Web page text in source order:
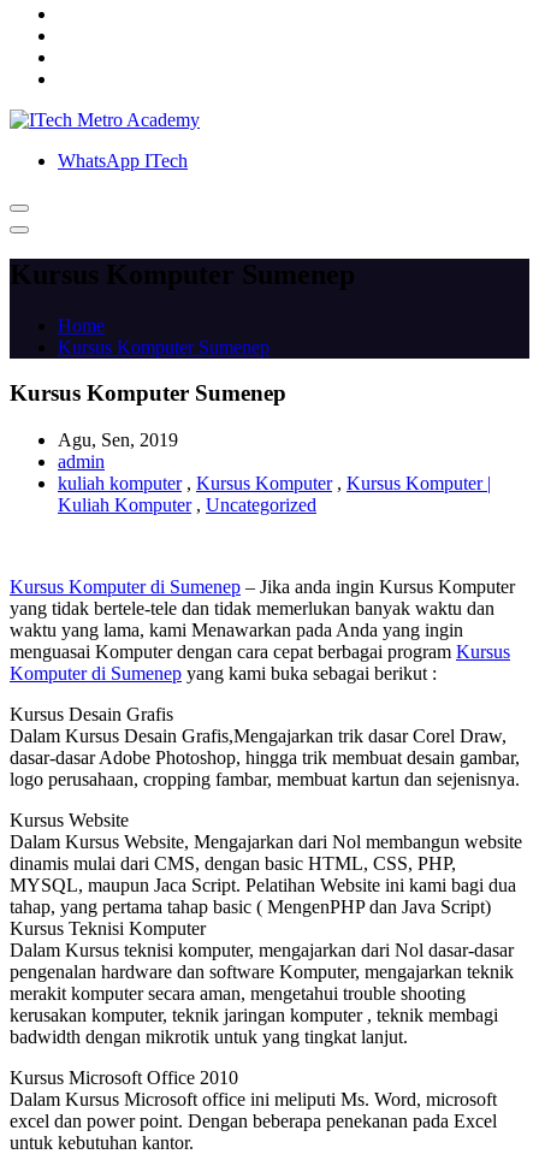
WhatsApp ITech
Kursus Komputer Sumenep
Home
Kursus Komputer Sumenep
Kursus Komputer Sumenep
Agu, Sen, 2019
admin
kuliah komputer, Kursus Komputer, Kursus Komputer |
Kuliah Komputer, Uncategorized
Kursus Komputer di Sumenep – Jika anda ingin Kursus Komputer
yang tidak bertele-tele dan tidak memerlukan banyak waktu dan
waktu yang lama, kami Menawarkan pada Anda yang ingin
menguasai Komputer dengan cara cepat berbagai program Kursus
Komputer di Sumenep yang kami buka sebagai berikut :
Kursus Desain Grafis
Dalam Kursus Desain Grafis,Mengajarkan trik dasar Corel Draw,
dasar-dasar Adobe Photoshop, hingga trik membuat desain gambar,
logo perusahaan, cropping fambar, membuat kartun dan sejenisnya.
Kursus Website
Dalam Kursus Website, Mengajarkan dari Nol membangun website
dinamis mulai dari CMS, dengan basic HTML, CSS, PHP,
MYSQL, maupun Jaca Script. Pelatihan Website ini kami bagi dua
tahap, yang pertama tahap basic ( MengenPHP dan Java Script)
Kursus Teknisi Komputer
Dalam Kursus teknisi komputer, mengajarkan dari Nol dasar-dasar
pengenalan hardware dan software Komputer, mengajarkan teknik
merakit komputer secara aman, mengetahui trouble shooting
kerusakan komputer, teknik jaringan komputer , teknik membagi
badwidth dengan mikrotik untuk yang tingkat lanjut.
Kursus Microsoft Office 2010
Dalam Kursus Microsoft office ini meliputi Ms. Word, microsoft
excel dan power point. Dengan beberapa penekanan pada Excel
untuk kebutuhan kantor.